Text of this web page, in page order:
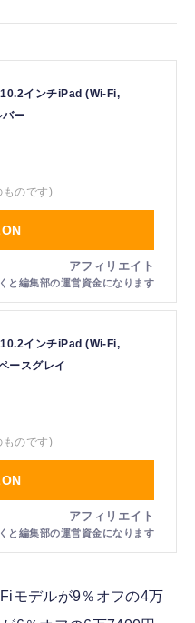
インチiPad (Wi-Fi,
ー
のです)
インチiPad (Wi-Fi,
ースグレイ
のです)
モデルが9％オフの4万